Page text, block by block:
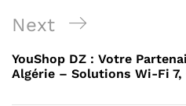
Next
Post
Next
YouShop DZ : Votre
Algérie – Solutions Wi-Fi